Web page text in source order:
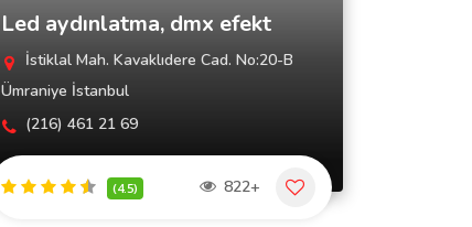
Led aydınlatma, dmx efekt
İstiklal Mah. Kavaklıdere Cad. No:20-B
Ümraniye İstanbul
(216) 461 21 69
(4.5) 822+